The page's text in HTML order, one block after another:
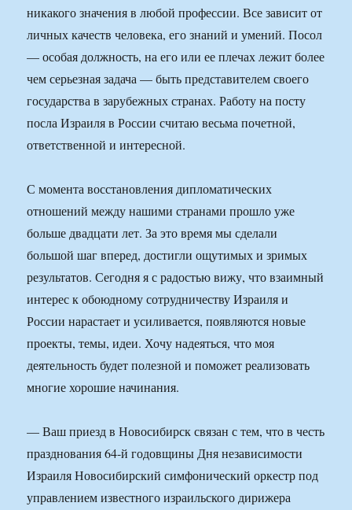
никакого значения в любой профессии. Все зависит от
личных качеств человека, его знаний и умений. Посол
— особая должность, на его или ее плечах лежит более
чем серьезная задача — быть представителем своего
государства в зарубежных странах. Работу на посту
посла Израиля в России считаю весьма почетной,
ответственной и интересной.
С момента восстановления дипломатических
отношений между нашими странами прошло уже
больше двадцати лет. За это время мы сделали
большой шаг вперед, достигли ощутимых и зримых
результатов. Сегодня я с радостью вижу, что взаимный
интерес к обоюдному сотрудничеству Израиля и
России нарастает и усиливается, появляются новые
проекты, темы, идеи. Хочу надеяться, что моя
деятельность будет полезной и поможет реализовать
многие хорошие начинания.
— Ваш приезд в Новосибирск связан с тем, что в честь
празднования 64-й годовщины Дня независимости
Израиля Новосибирский симфонический оркестр под
управлением известного израильского дирижера